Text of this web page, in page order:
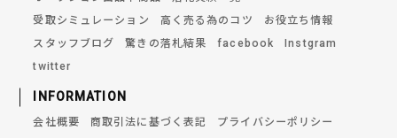
受取シミュレーション
高く売る為のコツ
お役立ち情報
スタッフブログ
驚きの落札結果 facebook
Instgram
twitter
INFORMATION
会社概要 商取引法に基づく表記
プライバシーポリシー